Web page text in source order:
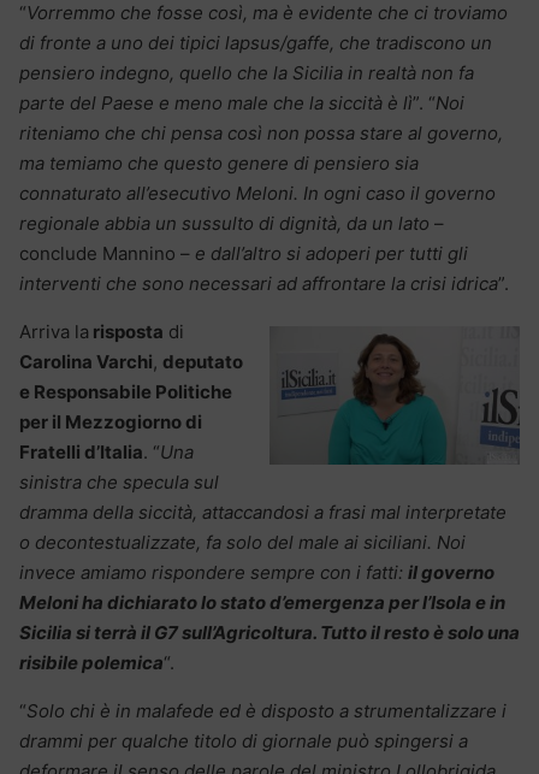
“Vorremmo che fosse così, ma è evidente che ci troviamo
di fronte a uno dei tipici lapsus/gaffe, che tradiscono un
pensiero indegno, quello che la Sicilia in realtà non fa
parte del Paese e meno male che la siccità è lì”. “Noi
riteniamo che chi pensa così non possa stare al governo,
ma temiamo che questo genere di pensiero sia
connaturato all’esecutivo Meloni. In ogni caso il governo
regionale abbia un sussulto di dignità, da un lato –
conclude Mannino – e dall’altro si adoperi per tutti gli
interventi che sono necessari ad affrontare la crisi idrica”.
Arriva la risposta di
Carolina Varchi, deputato
e Responsabile Politiche
per il Mezzogiorno di
Fratelli d’Italia. “Una
sinistra che specula sul
dramma della siccità, attaccandosi a frasi mal interpretate
o decontestualizzate, fa solo del male ai siciliani. Noi
invece amiamo rispondere sempre con i fatti: il governo
Meloni ha dichiarato lo stato d’emergenza per l’Isola e in
Sicilia si terrà il G7 sull’Agricoltura. Tutto il resto è solo una
risibile polemica“.
“Solo chi è in malafede ed è disposto a strumentalizzare i
drammi per qualche titolo di giornale può spingersi a